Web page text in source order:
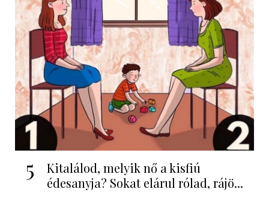
5
Kitalálod, melyik nő a kisfiú
édesanyja? Sokat elárul rólad, rájö...